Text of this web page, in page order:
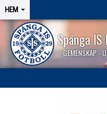
HEM
Spånga IS
- GEMENSKAP -